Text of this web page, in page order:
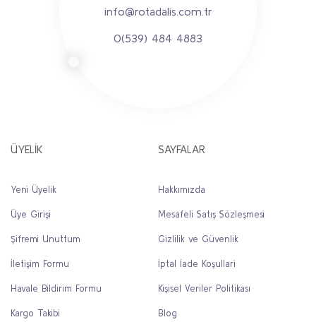
info@rotadalis.com.tr
0(539) 484 4883
ÜYELİK
Yeni Üyelik
Üye Girişi
Şifremi Unuttum
İletişim Formu
Havale Bildirim Formu
Kargo Takibi
SAYFALAR
Hakkımızda
Mesafeli Satış Sözleşmesi
Gizlilik ve Güvenlik
İptal İade Koşullari
Kişisel Veriler Politikası
Blog